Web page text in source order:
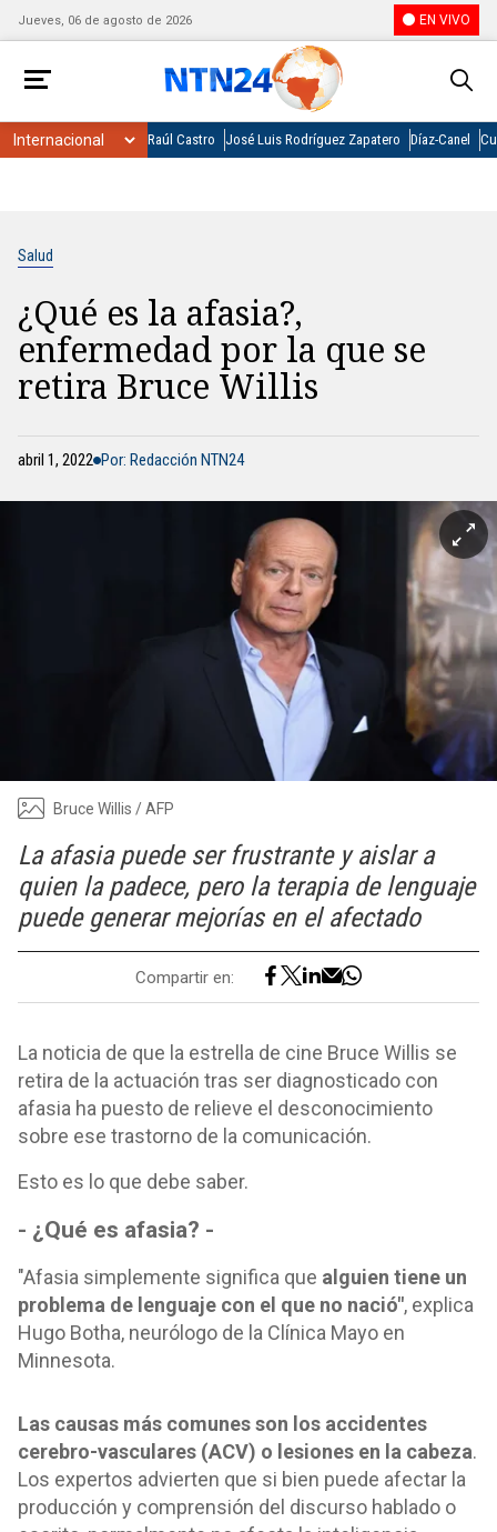
Jueves, 06 de agosto de 2026 EN VIVO
Raúl Castro José Luis Rodríguez Zapatero Díaz-Canel
Salud
¿Qué es la afasia?,
enfermedad por la que se
retira Bruce Willis
abril 1, 2022 Por: Redacción NTN24
Bruce Willis / AFP
La afasia puede ser frustrante y aislar a
quien la padece, pero la terapia de lenguaje
puede generar mejorías en el afectado
Compartir en:
La noticia de que la estrella de cine Bruce Willis se
retira de la actuación tras ser diagnosticado con
afasia ha puesto de relieve el desconocimiento
sobre ese trastorno de la comunicación.
Esto es lo que debe saber.
- ¿Qué es afasia? -
"Afasia simplemente significa que alguien tiene un
problema de lenguaje con el que no nació", explica
Hugo Botha, neurólogo de la Clínica Mayo en
Minnesota.
Las causas más comunes son los accidentes
cerebro-vasculares (ACV) o lesiones en la cabeza.
Los expertos advierten que si bien puede afectar la
producción y comprensión del discurso hablado o